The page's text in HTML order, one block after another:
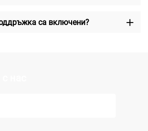
са включени?